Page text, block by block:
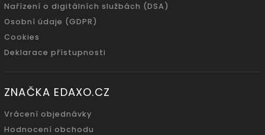
Nařízení o digitálních službách (DSA)
Osobní údaje (GDPR)
Cookies
Deklarace přístupnosti
ZNAČKA EDAXO.CZ
Vrácení objednávky
Hodnocení obchodu